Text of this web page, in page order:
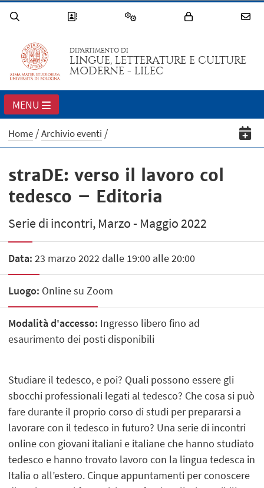
DIPARTIMENTO DI
LINGUE, LETTERATURE E CULTURE
MODERNE - LILEC
MENU
Home Archivio eventi
straDE: verso il lavoro col
tedesco – Editoria
Serie di incontri, Marzo - Maggio 2022
Data: 23 marzo 2022 dalle 19:00 alle 20:00
Luogo: Online su Zoom
Modalità d'accesso: Ingresso libero fino ad
esaurimento dei posti disponibili
Studiare il tedesco, e poi? Quali possono essere gli
sbocchi professionali legati al tedesco? Che cosa si può
fare durante il proprio corso di studi per prepararsi a
lavorare con il tedesco in futuro? Una serie di incontri
online con giovani italiani e italiane che hanno studiato
tedesco e hanno trovato lavoro con la lingua tedesca in
Italia o all’estero. Cinque appuntamenti per conoscere